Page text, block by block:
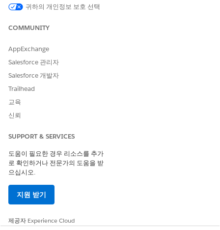
데이터 공간: 관련 데이터 공간 API 이름을 입력합니다.
개체 유형(DLO 또는 DMO): OSI의 각 데이터 집합에 대해
예:"data": "{\"dataObjectType\": \"DMO\"}"
필드 유형 메타데이터: 각 필드에 대해 Data 360의 필드 유
형과 일치하는 필드 데이터 유형을 추가합니다.
예:
OSI 모델을 Tableau 시맨틱과 호환되는 JSON으로 번역
이제 필요한 모든 메타데이터가 포함된 OSI 파일이 있으므로
코드를 통해). 이렇게 하면 Tableau Semantics에서 사용할 수
Tableau 시맨틱스로 시맨틱 모델 가져오기
Tableau Connect API를 사용하여 Tableau Semantics 환경에
Semantics Layer API 를 참조하십시오
Next 및 Agentforce 사용할 수 있는 최종 자산이 생성됩니다.
맨틱 모델을 사용하는 것과 동일한 방식으로 모델을 쿼리하고 사용
귀하의 개인정보 보호 선택
COMMUNITY
AppExchange
Salesforce 관리자
Salesforce 개발자
Trailhead
교육
신뢰
SUPPORT & SERVICES
도움이 필요한 경우 리소스를 추가
로 확인하거나 전문가의 도움을 받
으십시오.
지원 받기
제공자 Experience Cloud